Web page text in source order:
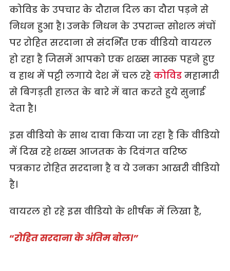
कोविड के उपचार के दौरान दिल का दौरा पड़ने से
निधन हुआ है। उनके निधन के उपरान्त सोशल मंचों
पर रोहित सरदाना से संदर्भित एक वीडियो वायरल
हो रहा है जिसमें आपको एक शख्स मास्क पहने हुए
व हाथ में पट्टी लगाये देश में चल रहे कोविडमहामारी
से बिगड़ती हालत के बारे में बात करते हुये सुनाई
देता है।
इस वीडियो के साथ दावा किया जा रहा है कि वीडियो
में दिख रहे शख्स आजतक के दिवंगत वरिष्ठ
पत्रकार रोहित सरदाना है व ये उनका आखरी वीडियो
है।
वायरल हो रहे इस वीडियो के शीर्षक में लिखा है,
“रोहित सरदाना के अंतिम बोल।”